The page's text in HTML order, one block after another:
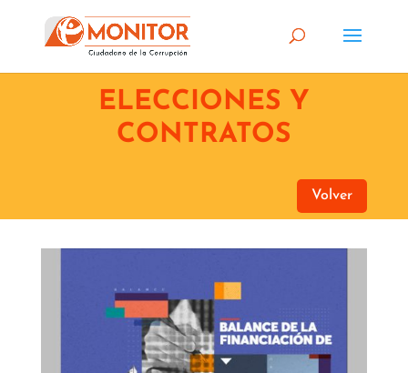
ELECCIONES Y
CONTRATOS
Volver